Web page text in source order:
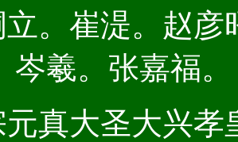
。崔湜。赵彦
岑羲。张嘉福。
元真大圣大兴孝